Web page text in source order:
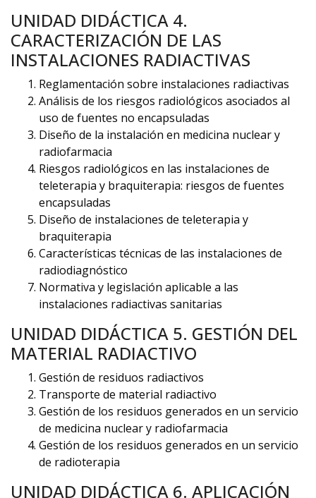
UNIDAD DIDÁCTICA 4.
CARACTERIZACIÓN DE LAS
INSTALACIONES RADIACTIVAS
Reglamentación sobre instalaciones radiactivas
Análisis de los riesgos radiológicos asociados al
uso de fuentes no encapsuladas
Diseño de la instalación en medicina nuclear y
radiofarmacia
Riesgos radiológicos en las instalaciones de
teleterapia y braquiterapia: riesgos de fuentes
encapsuladas
Diseño de instalaciones de teleterapia y
braquiterapia
Características técnicas de las instalaciones de
radiodiagnóstico
Normativa y legislación aplicable a las
instalaciones radiactivas sanitarias
UNIDAD DIDÁCTICA 5. GESTIÓN DEL
MATERIAL RADIACTIVO
Gestión de residuos radiactivos
Transporte de material radiactivo
Gestión de los residuos generados en un servicio
de medicina nuclear y radiofarmacia
Gestión de los residuos generados en un servicio
de radioterapia
UNIDAD DIDÁCTICA 6. APLICACIÓN